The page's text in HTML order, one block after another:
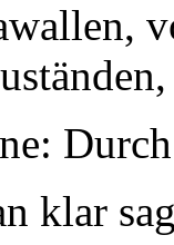
klar